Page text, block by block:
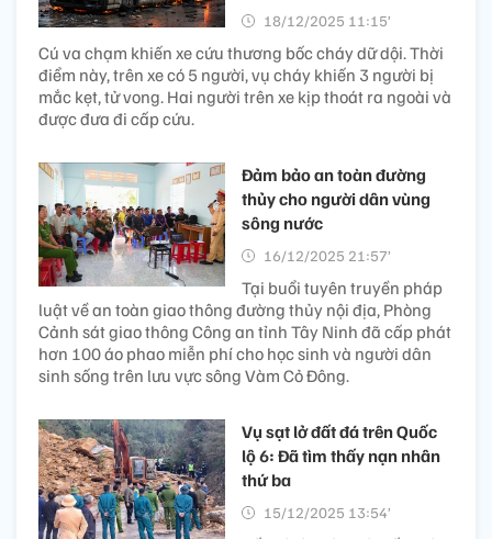
18/12/2025 11:15’
Cú va chạm khiến xe cứu thương bốc cháy dữ dội. Thời
điểm này, trên xe có 5 người, vụ cháy khiến 3 người bị
mắc kẹt, tử vong. Hai người trên xe kịp thoát ra ngoài và
được đưa đi cấp cứu.
Đảm bảo an toàn đường
thủy cho người dân vùng
sông nước
16/12/2025 21:57’
Tại buổi tuyên truyền pháp
luật về an toàn giao thông đường thủy nội địa, Phòng
Cảnh sát giao thông Công an tỉnh Tây Ninh đã cấp phát
hơn 100 áo phao miễn phí cho học sinh và người dân
sinh sống trên lưu vực sông Vàm Cỏ Đông.
Vụ sạt lở đất đá trên Quốc
lộ 6: Đã tìm thấy nạn nhân
thứ ba
15/12/2025 13:54’